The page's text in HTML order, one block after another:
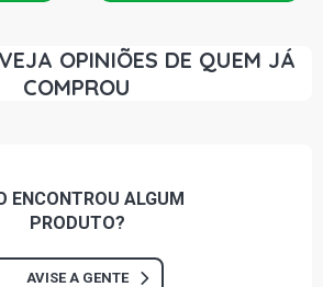
OPINIÕES DE QUEM JÁ
COMPROU
ENCONTROU ALGUM
PRODUTO?
AVISE A GENTE